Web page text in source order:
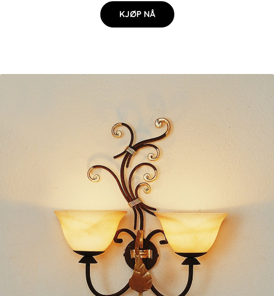
KJØP NÅ